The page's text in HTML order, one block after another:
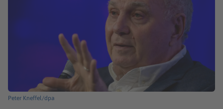
Peter Kneffel/dpa